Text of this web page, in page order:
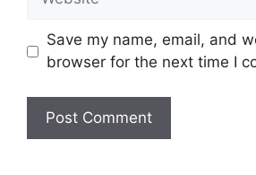
Save my name, email, and
browser for the next time I